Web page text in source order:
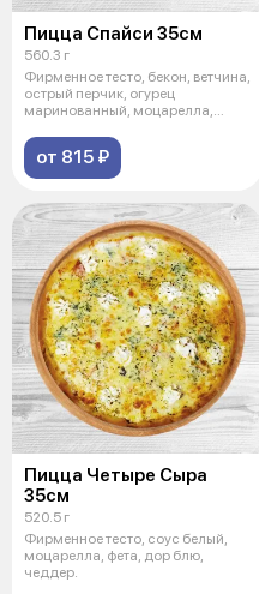
Пицца Спайси 35см
560.3 г
Фирменное тесто, бекон, ветчина,
острый перчик, огурец
маринованный, моцарелла,
от 815 ₽
Пицца Четыре Сыра
35см
520.5 г
Фирменное тесто, соус белый,
моцарелла, фета, дор блю,
чеддер.